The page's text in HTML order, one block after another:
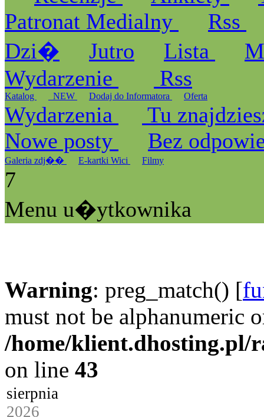
Patronat Medialny
Rss
Dzi�
Jutro Lista
Wydarzenie
Rss
Katalog _NEW Dodaj do Informatora Oferta
Wydarzenia
Tu
Nowe posty
Bez
Galeria zdj�� E-kartki Wici Filmy
7
Menu u�ytkownika
Warning: preg_match() [
must not be alphanumeric
/home/klient.dhosting.pl/
on line 43
sierpnia
2026